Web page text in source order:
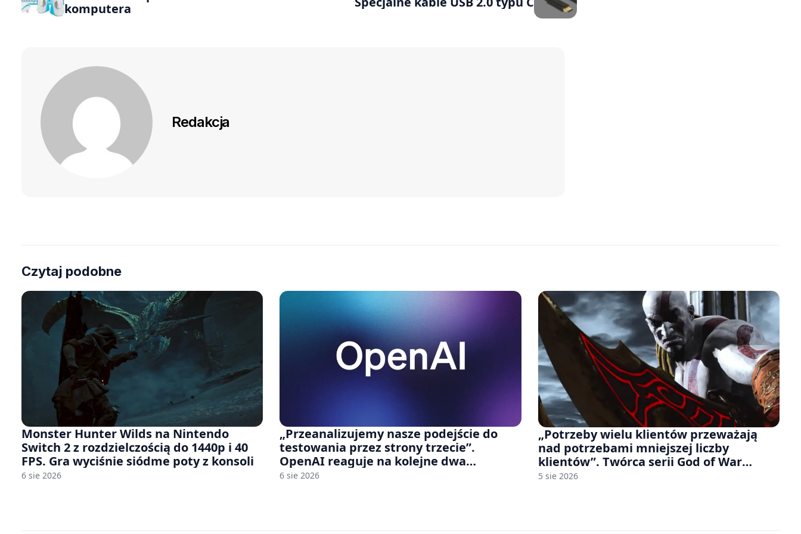
komputera
Redakcja
Czytaj podobne
Monster Hunter Wilds na Nintendo
Switch 2 z rozdzielczością do 1440p i 40
FPS. Gra wyciśnie siódme poty z konsoli
6 sie 2026
„Przeanalizujemy nasze podejście do
testowania przez strony trzecie”.
OpenAI reaguje na kolejne dwa
incydenty z udziałem autorskich modeli
6 sie 2026
„Potrzeby wielu klientów przeważają
nad potrzebami mniejszej liczby
klientów”. Twórca serii God of War
sugeruje, że rozumie, dlaczego Sony
5 sie 2026